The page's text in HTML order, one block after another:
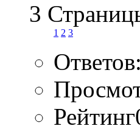
3
1 2 3
Ответов: